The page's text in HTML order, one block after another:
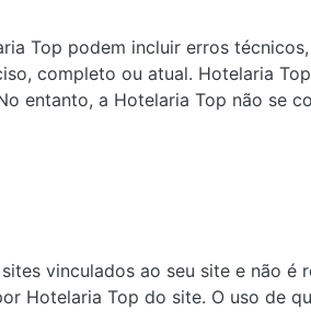
Top podem incluir erros
completo ou atual. Hotelaria
entanto, a Hotelaria Top não se
vinculados ao seu site e não
Hotelaria Top do site. O uso de